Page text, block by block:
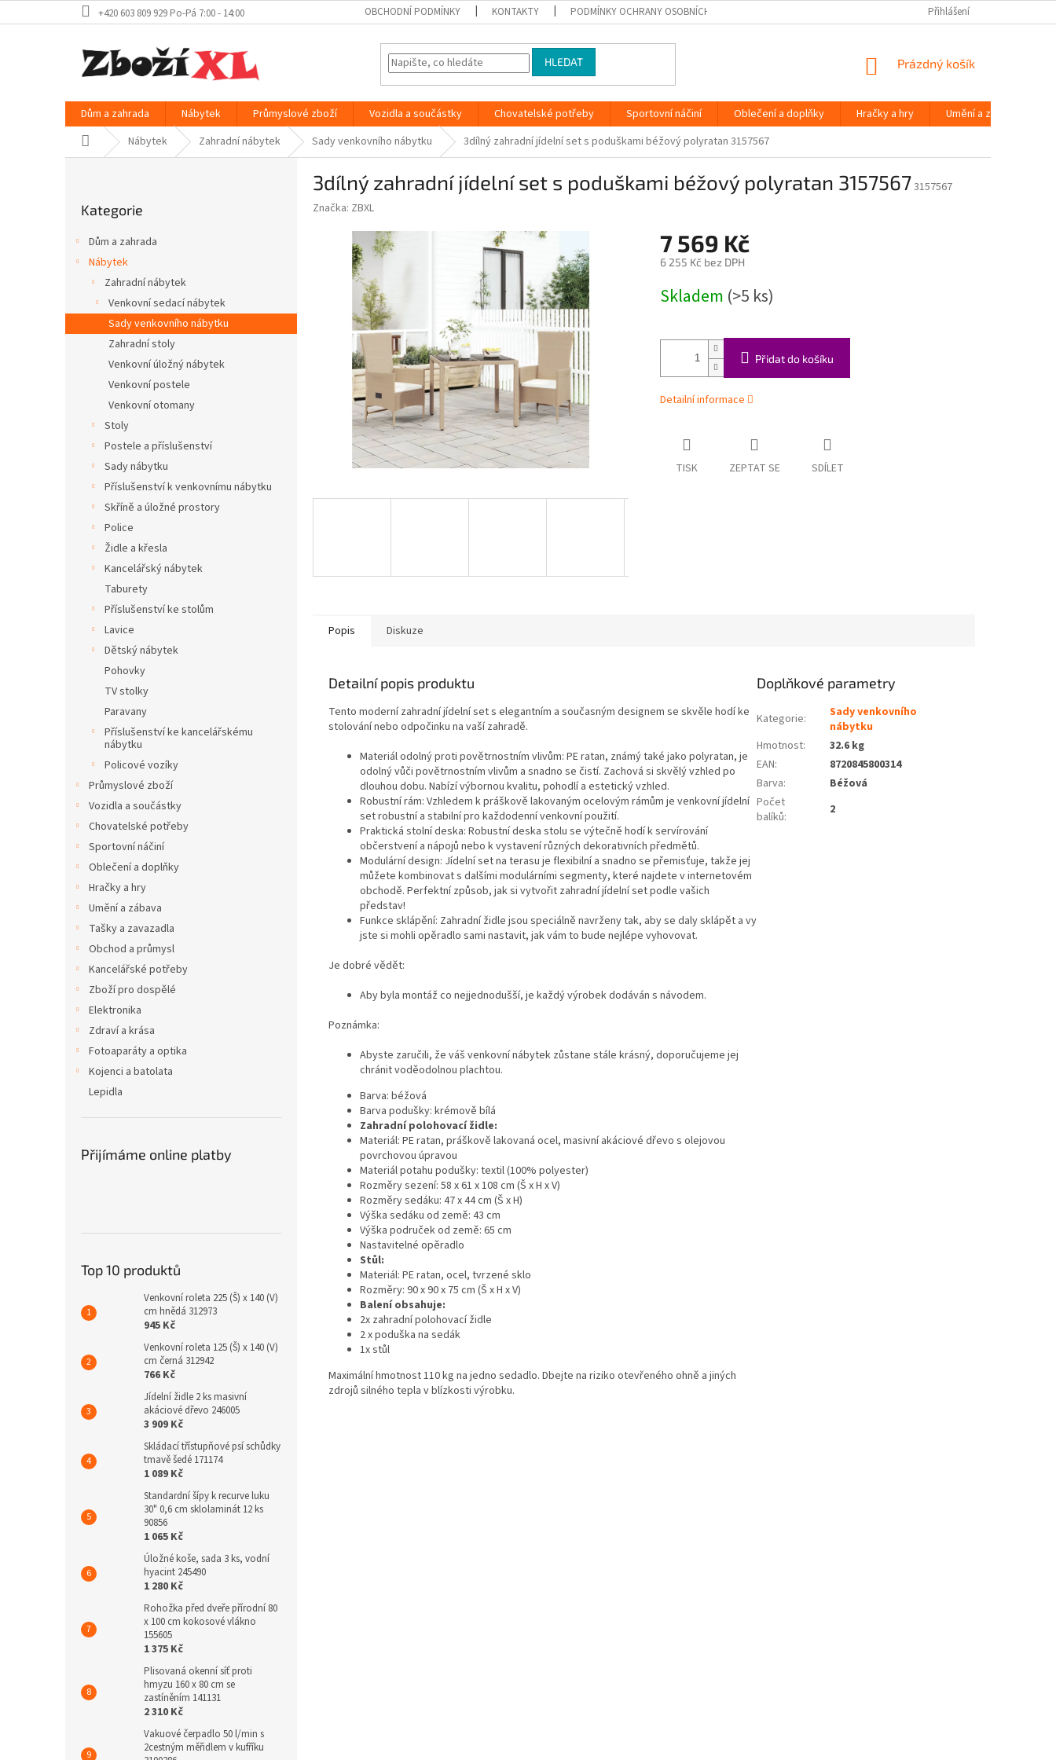
na
+420 603 809 929 Po-Pá 7:00 - 14:00 OBCHODNÍ PODMÍNKY KONTAKTY PODMÍNKY OCHRANY OSOBNÍCH ÚDAJŮ Přihlášení
HLEDAT
NÁKUPNÍ
Prázdný košík
Dům a zahrada Nábytek Průmyslové zboží Vozidla a součástky Chovatelské potřeby Sportovní náčiní Oblečení a doplňky Hračky a hry Umění a zábava
Domů Nábytek Zahradní nábytek Sady venkovního nábytku 3dílný zahradní jídelní set s poduškami béžový polyratan 3157567
a
kategorie
Kategorie
Dům a zahrada
Nábytek
Zahradní nábytek
Venkovní sedací nábytek
Sady venkovního nábytku
Zahradní stoly
Venkovní úložný nábytek
Venkovní postele
Venkovní otomany
Stoly
Postele a příslušenství
Sady nábytku
Příslušenství k venkovnímu nábytku
Skříně a úložné prostory
Police
Židle a křesla
Kancelářský nábytek
Taburety
Příslušenství ke stolům
Lavice
Dětský nábytek
Pohovky
TV stolky
Paravany
Příslušenství ke kancelářskému
nábytku
Policové vozíky
Průmyslové zboží
Vozidla a součástky
Chovatelské potřeby
Sportovní náčiní
Oblečení a doplňky
Hračky a hry
Umění a zábava
Tašky a zavazadla
Obchod a průmysl
Kancelářské potřeby
Zboží pro dospělé
Elektronika
Zdraví a krása
Fotoaparáty a optika
Kojenci a batolata
Lepidla
Přijímáme online platby
Top 10 produktů
Venkovní roleta 225 (Š) x 140 (V)
cm hnědá 312973
945 Kč
Venkovní roleta 125 (Š) x 140 (V)
cm černá 312942
766 Kč
Jídelní židle 2 ks masivní
akáciové dřevo 246005
3 909 Kč
Skládací třístupňové psí schůdky
tmavě šedé 171174
1 089 Kč
Standardní šípy k recurve luku
30" 0,6 cm sklolaminát 12 ks
90856
1 065 Kč
Úložné koše, sada 3 ks, vodní
hyacint 245490
1 280 Kč
Rohožka před dveře přírodní 80
x 100 cm kokosové vlákno
155605
1 375 Kč
Plisovaná okenní síť proti
hmyzu 160 x 80 cm se
zastíněním 141131
2 310 Kč
Vakuové čerpadlo 50 l/min s
2cestným měřidlem v kufříku
3dílný zahradní jídelní set s poduškami béžový polyratan 31575673157567
Značka: ZBXL
7 569 Kč
6 255 Kč bez DPH
cena:
Skladem (>5 ks)
Přidat do košíku
Detailní informace
TISK ZEPTAT SE SDÍLET
Popis Diskuze
Detailní popis produktu
Tento moderní zahradní jídelní set s elegantním a současným designem se skvěle hodí ke
stolování nebo odpočinku na vaší zahradě.
Materiál odolný proti povětrnostním vlivům: PE ratan, známý také jako polyratan, je
odolný vůči povětrnostním vlivům a snadno se čistí. Zachová si skvělý vzhled po
dlouhou dobu. Nabízí výbornou kvalitu, pohodlí a estetický vzhled.
Robustní rám: Vzhledem k práškově lakovaným ocelovým rámům je venkovní jídelní
set robustní a stabilní pro každodenní venkovní použití.
Praktická stolní deska: Robustní deska stolu se výtečně hodí k servírování
občerstvení a nápojů nebo k vystavení různých dekorativních předmětů.
Modulární design: Jídelní set na terasu je flexibilní a snadno se přemisťuje, takže jej
můžete kombinovat s dalšími modulárními segmenty, které najdete v internetovém
obchodě. Perfektní způsob, jak si vytvořit zahradní jídelní set podle vašich
představ!
Funkce sklápění: Zahradní židle jsou speciálně navrženy tak, aby se daly sklápět a vy
jste si mohli opěradlo sami nastavit, jak vám to bude nejlépe vyhovovat.
Je dobré vědět:
Aby byla montáž co nejjednodušší, je každý výrobek dodáván s návodem.
Poznámka:
Abyste zaručili, že váš venkovní nábytek zůstane stále krásný, doporučujeme jej
chránit voděodolnou plachtou.
Barva: béžová
Barva podušky: krémově bílá
Zahradní polohovací židle:
Materiál: PE ratan, práškově lakovaná ocel, masivní akáciové dřevo s olejovou
povrchovou úpravou
Materiál potahu podušky: textil (100% polyester)
Rozměry sezení: 58 x 61 x 108 cm (Š x H x V)
Rozměry sedáku: 47 x 44 cm (Š x H)
Výška sedáku od země: 43 cm
Výška područek od země: 65 cm
Nastavitelné opěradlo
Stůl:
Materiál: PE ratan, ocel, tvrzené sklo
Rozměry: 90 x 90 x 75 cm (Š x H x V)
Balení obsahuje:
2x zahradní polohovací židle
2 x poduška na sedák
1x stůl
Maximální hmotnost 110 kg na jedno sedadlo. Dbejte na riziko otevřeného ohně a jiných
zdrojů silného tepla v blízkosti výrobku.
Doplňkové parametry
Kategorie:
Sady venkovního
nábytku
Hmotnost:
32.6 kg
EAN:
8720845800314
Barva:
Béžová
Počet
balíků: 2